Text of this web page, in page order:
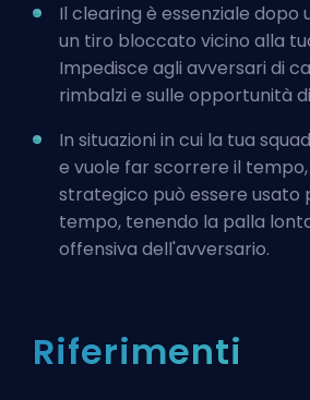
Il clearing è essenziale dopo
un tiro bloccato vicino alla
Impedisce agli avversari di
rimbalzi e sulle opportunità
In situazioni in cui la tua
e vuole far scorrere il
strategico può essere usato
tempo, tenendo la palla
offensiva dell'avversario.
Riferimenti